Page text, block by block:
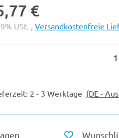
€
USt. , Versandkostenfreie
2 - 3 Werktage (DE -